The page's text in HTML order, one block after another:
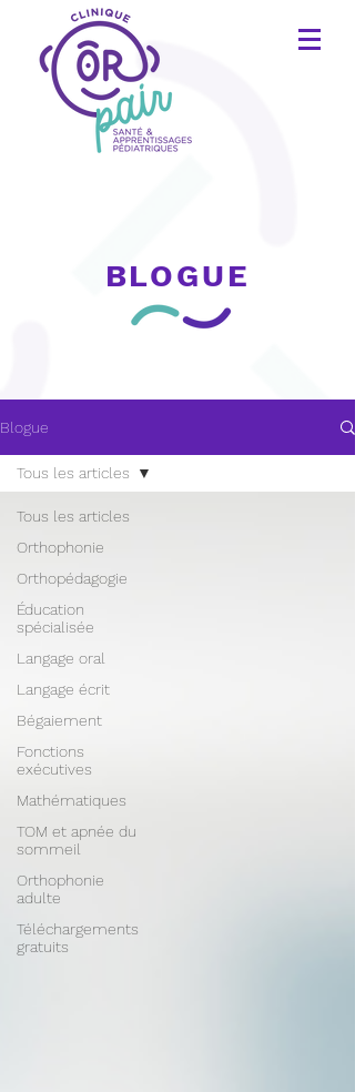
BLOGUE
Blogue
Tous les articles
Orthophonie
Orthopédagogie
Éducation
spécialisée
Langage oral
Langage écrit
Bégaiement
Fonctions
exécutives
Mathématiques
TOM et apnée du
sommeil
Orthophonie
adulte
Téléchargements
gratuits
Tous les articles